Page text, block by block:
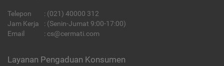
Telepon : (021) 40000 312
Jam Kerja
: (Senin-Jumat 9:00-17:00)
Email
: cs@cermati.com
Layanan Pengaduan Konsumen